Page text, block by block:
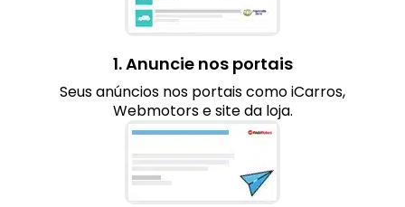
1. Anuncie nos portais
Seus anúncios nos portais como iCarros,
Webmotors e site da loja.